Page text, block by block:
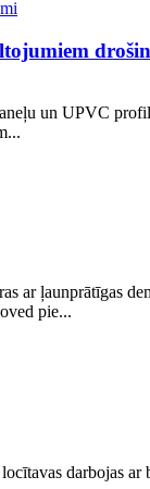
un UPVC
ar ļaunprātīgas
pie...
darbojas ar